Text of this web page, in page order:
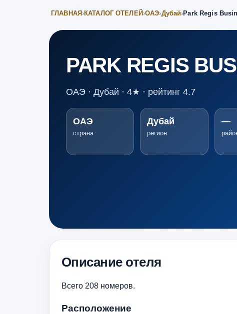
ГЛАВНАЯ ›КАТАЛОГ ОТЕЛЕЙ ›ОАЭ›Дубай›Park Regis
PARK REGIS
ОАЭ · Дубай · 4★ · рейтинг 4.7
ОАЭ
страна
Дубай
регион
—
Описание отеля
Всего 208 номеров.
Расположение